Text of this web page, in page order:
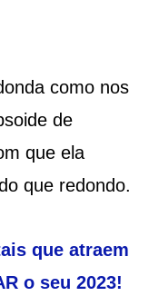
como nos
de
que ela
que redondo.
que atraem
o seu 2023!